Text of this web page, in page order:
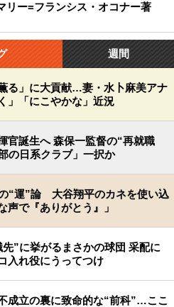
リー=フランシス・オコナー著
週間
る」に大貢献…妻・水卜麻美アナ
」「にこやかな」近況
官誕生へ 森保一監督の“再就職
の日系クラブ」一択か
“運”論 大谷翔平のカネを使い込
声で『ありがとう』」
”に挙がるまさかの球団 采配に
入れ役にうってつけ
成立の裏に致命的な“前科”…ここ